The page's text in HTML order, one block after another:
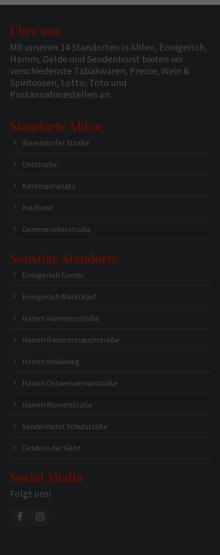
Über uns
Mit unseren 14 Standorten in Ahlen, Ennigerloh,
Hamm, Oelde und Sendenhorst bieten wir
verschiedenste Tabakwaren, Presse, Wein &
Spirituosen, Lotto, Toto und
Postannahmestellen an.
Standorte Ahlen
Warendorfer Straße
Oststraße
Kerkmannplatz
Kaufland
Gemmericherstraße
Sonstige Standorte
Ennigerloh Combi
Ennigerloh Marktkauf
Hamm Hammerstraße
Hamm Rautenstrauchstraße
Hamm Heideweg
Hamm Ostwennemarstraße
Hamm Römerstraße
Sendenhorst Schulstraße
Oelde In der Geist
Social Media
Folgt uns!